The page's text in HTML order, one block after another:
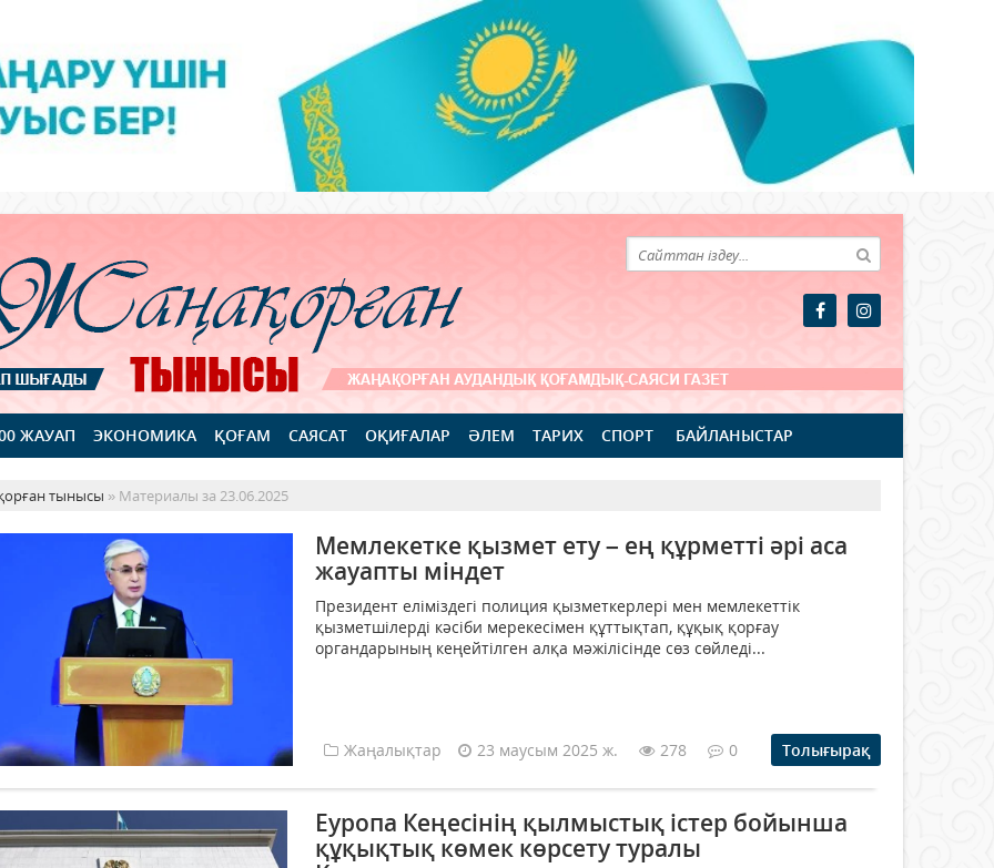
ЖАУАП ЭКОНОМИКА ҚОҒАМ САЯСАТ ОҚИҒАЛАР ӘЛЕМ ТАРИХ СПОРТ БАЙЛАНЫСТАР
тынысы » Материалы за 23.06.2025
Мемлекетке қызмет ету – ең құрметті әрі аса
жауапты міндет
Президент еліміздегі полиция қызметкерлері мен мемлекеттік
қызметшілерді кәсіби мерекесімен құттықтап, құқық қорғау
органдарының кеңейтілген алқа мәжілісінде сөз сөйледі...
Жаңалықтар 23 маусым 2025 ж. 278 0 Толығырақ
Еуропа Кеңесінің қылмыстық істер бойынша
құқықтық көмек көрсету туралы